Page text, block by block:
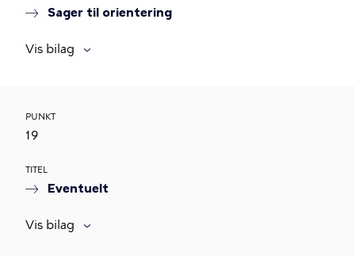
Sager til orientering
Vis bilag
PUNKT
19
TITEL
Eventuelt
Vis bilag